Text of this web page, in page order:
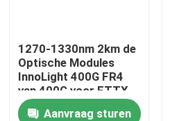
Huis
Producten
1270-1330nm 2km de
Optische Modules
InnoLight 400G FR4
van 400G voor FTTX
Aanvraag sturen